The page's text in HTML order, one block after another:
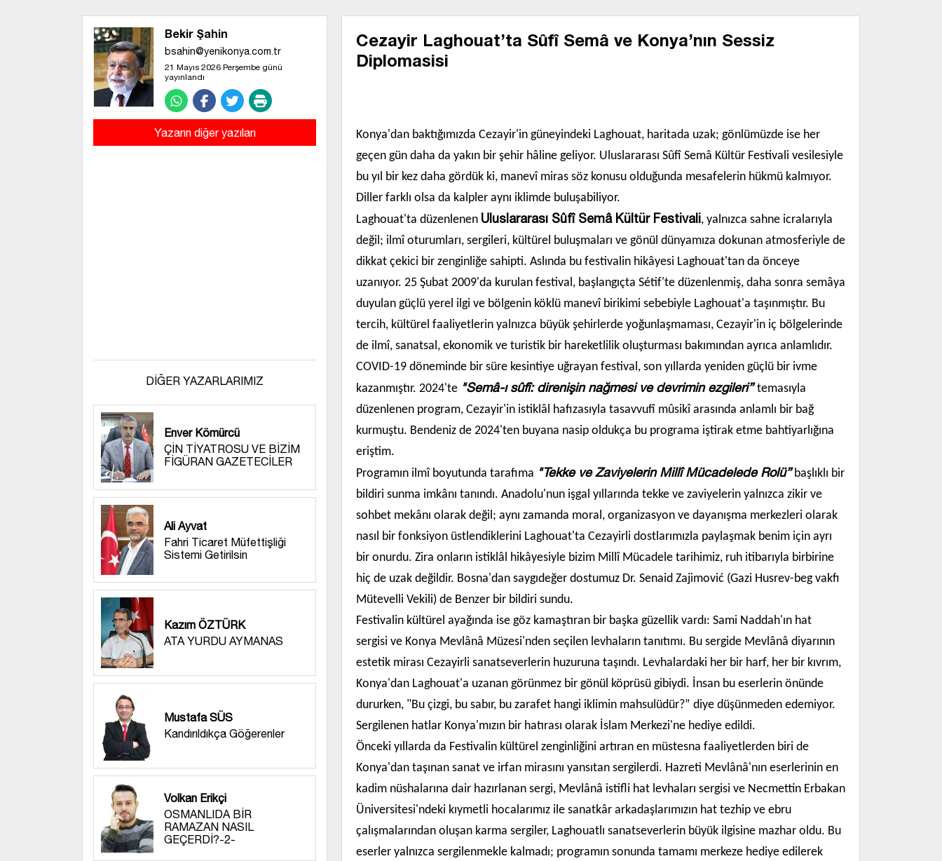
Bekir Şahin
bsahin@yenikonya.com.tr
21 Mayıs 2026 Perşembe günü
yayınlandı
Yazarın diğer yazıları
DİĞER YAZARLARIMIZ
Enver Kömürcü
ÇİN TİYATROSU VE BİZİM
FİGÜRAN GAZETECİLER
Ali Ayvat
Fahri Ticaret Müfettişliği
Sistemi Getirilsin
Kazım ÖZTÜRK
ATA YURDU AYMANAS
Mustafa SÜS
Kandırıldıkça Göğerenler
Volkan Erikçi
OSMANLIDA BİR
RAMAZAN NASIL
GEÇERDİ?-2-
Cezayir Laghouat’ta Sûfî Semâ ve Konya’nın Sessiz
Diplomasisi
Konya'dan baktığımızda Cezayir'in güneyindeki Laghouat, haritada uzak; gönlümüzde ise her
geçen gün daha da yakın bir şehir hâline geliyor. Uluslararası Sûfî Semâ Kültür Festivali vesilesiyle
bu yıl bir kez daha gördük ki, manevî miras söz konusu olduğunda mesafelerin hükmü kalmıyor.
Diller farklı olsa da kalpler aynı iklimde buluşabiliyor.
Laghouat'ta düzenlenen Uluslararası Sûfî Semâ Kültür Festivali, yalnızca sahne icralarıyla
değil; ilmî oturumları, sergileri, kültürel buluşmaları ve gönül dünyamıza dokunan atmosferiyle de
dikkat çekici bir zenginliğe sahipti. Aslında bu festivalin hikâyesi Laghouat'tan da önceye
uzanıyor. 25 Şubat 2009'da kurulan festival, başlangıçta Sétif'te düzenlenmiş, daha sonra semâya
duyulan güçlü yerel ilgi ve bölgenin köklü manevî birikimi sebebiyle Laghouat'a taşınmıştır. Bu
tercih, kültürel faaliyetlerin yalnızca büyük şehirlerde yoğunlaşmaması, Cezayir'in iç bölgelerinde
de ilmî, sanatsal, ekonomik ve turistik bir hareketlilik oluşturması bakımından ayrıca anlamlıdır.
COVID-19 döneminde bir süre kesintiye uğrayan festival, son yıllarda yeniden güçlü bir ivme
kazanmıştır. 2024'te "Semâ-ı sûfî: direnişin nağmesi ve devrimin ezgileri”temasıyla
düzenlenen program, Cezayir'in istiklâl hafızasıyla tasavvufî mûsikî arasında anlamlı bir bağ
kurmuştu. Bendeniz de 2024'ten buyana nasip oldukça bu programa iştirak etme bahtiyarlığına
eriştim.
Programın ilmî boyutunda tarafıma "Tekke ve Zaviyelerin Millî Mücadelede Rolü”başlıklı bir
bildiri sunma imkânı tanındı. Anadolu'nun işgal yıllarında tekke ve zaviyelerin yalnızca zikir ve
sohbet mekânı olarak değil; aynı zamanda moral, organizasyon ve dayanışma merkezleri olarak
nasıl bir fonksiyon üstlendiklerini Laghouat'ta Cezayirli dostlarımızla paylaşmak benim için ayrı
bir onurdu. Zira onların istiklâl hikâyesiyle bizim Millî Mücadele tarihimiz, ruh itibarıyla birbirine
hiç de uzak değildir. Bosna'dan saygıdeğer dostumuz Dr. Senaid Zajimović (Gazi Husrev-beg vakfı
Mütevelli Vekili) de Benzer bir bildiri sundu.
Festivalin kültürel ayağında ise göz kamaştıran bir başka güzellik vardı: Sami Naddah'ın hat
sergisi ve Konya Mevlânâ Müzesi'nden seçilen levhaların tanıtımı. Bu sergide Mevlânâ diyarının
estetik mirası Cezayirli sanatseverlerin huzuruna taşındı. Levhalardaki her bir harf, her bir kıvrım,
Konya'dan Laghouat'a uzanan görünmez bir gönül köprüsü gibiydi. İnsan bu eserlerin önünde
dururken, "Bu çizgi, bu sabır, bu zarafet hangi iklimin mahsulüdür?” diye düşünmeden edemiyor.
Sergilenen hatlar Konya'mızın bir hatırası olarak İslam Merkezi'ne hediye edildi.
Önceki yıllarda da Festivalin kültürel zenginliğini artıran en müstesna faaliyetlerden biri de
Konya'dan taşınan sanat ve irfan mirasını yansıtan sergilerdi. Hazreti Mevlânâ'nın eserlerinin en
kadim nüshalarına dair hazırlanan sergi, Mevlânâ istifli hat levhaları sergisi ve Necmettin Erbakan
Üniversitesi'ndeki kıymetli hocalarımız ile sanatkâr arkadaşlarımızın hat tezhip ve ebru
çalışmalarından oluşan karma sergiler, Laghouatlı sanatseverlerin büyük ilgisine mazhar oldu. Bu
eserler yalnızca sergilenmekle kalmadı; programın sonunda tamamı merkeze hediye edilerek